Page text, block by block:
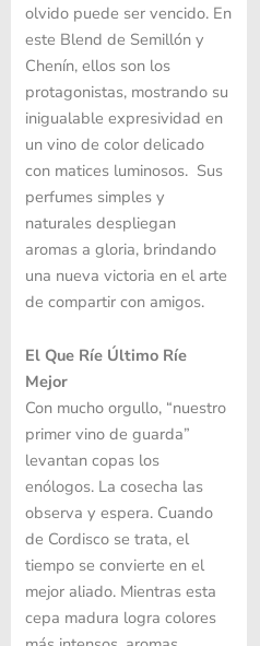
olvido puede ser vencido. En
este Blend de Semillón y
Chenín, ellos son los
protagonistas, mostrando su
inigualable expresividad en
un vino de color delicado
con matices luminosos. Sus
perfumes simples y
naturales despliegan
aromas a gloria, brindando
una nueva victoria en el arte
de compartir con amigos.
El Que Ríe Último Ríe
Mejor
Con mucho orgullo, “nuestro
primer vino de guarda”
levantan copas los
enólogos. La cosecha las
observa y espera. Cuando
de Cordisco se trata, el
tiempo se convierte en el
mejor aliado. Mientras esta
cepa madura logra colores